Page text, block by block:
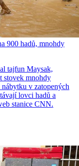
900 hadů, mnohdy
tajfun Maysak,
stovek mnohdy
v zatopených
lovci hadů a
stanice CNN.